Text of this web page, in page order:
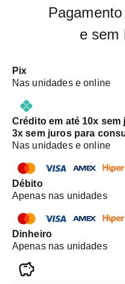
e sem
Pix
Nas unidades e online
Crédito em até 10x
3x sem juros para
Nas unidades e online
Débito
Apenas nas unidades
Dinheiro
Apenas nas unidades